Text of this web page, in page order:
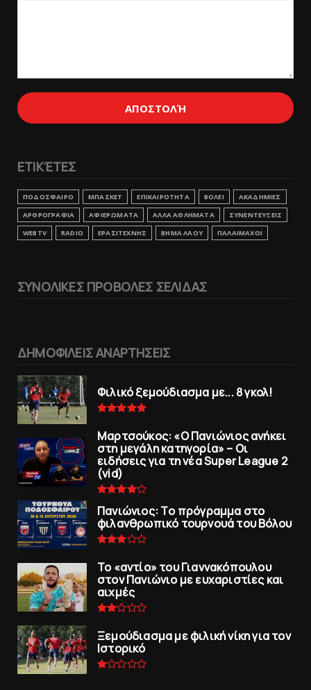
ΕΤΙΚΈΤΕΣ
ΠΟΔΟΣΦΑΙΡΟ ΜΠΑΣΚΕΤ ΕΠΙΚΑΙΡΟΤΗΤΑ ΒΟΛΕΙ
ΑΚΑΔΗΜΙΕΣ
ΑΡΘΡΟΓΡΑΦΙΑ
ΑΦΙΕΡΩΜΑΤΑ ΑΛΛΑ ΑΘΛΗΜΑΤΑ
ΣΥΝΕΝΤΕΥΞΕΙΣ
WEBTV
RADIO ΕΡΑΣΙΤΕΧΝΗΣ ΒΗΜΑ ΛΑΟΥ ΠΑΛΑΙΜΑΧΟΙ
ΣΥΝΟΛΙΚΕΣ ΠΡΟΒΟΛΕΣ ΣΕΛΙΔΑΣ
ΔΗΜΟΦΙΛΕΙΣ ΑΝΑΡΤΗΣΕΙΣ
Φιλικό ξεμούδιασμα με... 8 γκολ!
Μαρτσούκος: «Ο Πανιώνιος ανήκει
στη μεγάλη κατηγορία» – Οι
ειδήσεις για τη νέα Super League 2
(vid)
Πανιώνιoς: Tο πρόγραμμα στο
φιλανθρωπικό τουρνουά του Bόλου
To «αντίο» του Γιαννακόπουλου
στον Πανιώνιο με ευχαριστίες και
αιχμές
Ξεμούδιασμα με φιλική νίκη για τoν
Iστορικό